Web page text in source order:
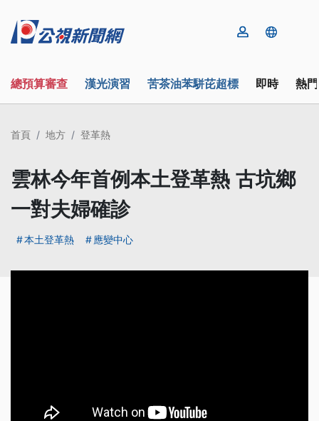
總預算審查 漢光演習 苦茶油苯駢芘超標 即時 熱
首頁 地方 登革熱
雲林今年首例本土登革熱 古坑鄉
一對夫婦確診
本土登革熱 應變中心